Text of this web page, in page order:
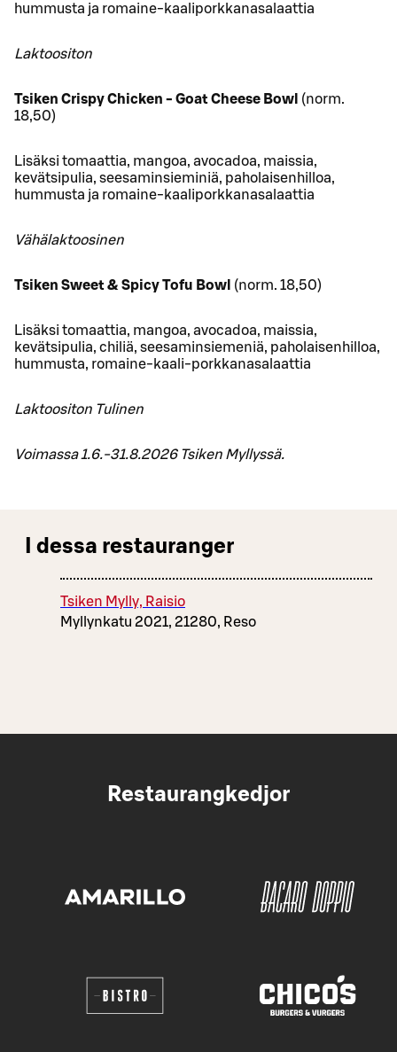
hummusta ja romaine-kaaliporkkanasalaattia
Laktoositon
Tsiken Crispy Chicken - Goat Cheese Bowl (norm.
18,50)
Lisäksi tomaattia, mangoa, avocadoa, maissia,
kevätsipulia, seesaminsieminiä, paholaisenhilloa,
hummusta ja romaine-kaaliporkkanasalaattia
Vähälaktoosinen
Tsiken Sweet & Spicy Tofu Bowl (norm. 18,50)
Lisäksi tomaattia, mangoa, avocadoa, maissia,
kevätsipulia, chiliä, seesaminsiemeniä, paholaisenhilloa,
hummusta, romaine-kaali-porkkanasalaattia
Laktoositon Tulinen
Voimassa 1.6.-31.8.2026 Tsiken Myllyssä.
I dessa restauranger
Tsiken Mylly, Raisio
Myllynkatu 2021, 21280, Reso
Restaurangkedjor